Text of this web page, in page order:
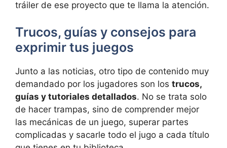
tráiler de ese proyecto que te llama la atención.
Trucos, guías y consejos para
exprimir tus juegos
Junto a las noticias, otro tipo de contenido muy
demandado por los jugadores son los trucos,
guías y tutoriales detallados. No se trata solo
de hacer trampas, sino de comprender mejor
las mecánicas de un juego, superar partes
complicadas y sacarle todo el jugo a cada título